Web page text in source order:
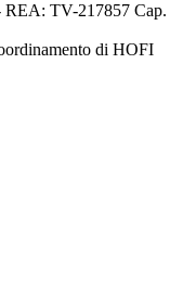
REA: TV-217857 Cap.
di HOFI